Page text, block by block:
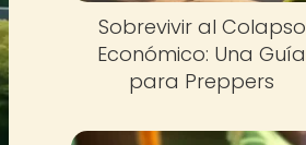
Sobrevivir al Colapso
Económico: Una Guía
para Preppers